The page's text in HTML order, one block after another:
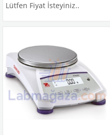
Lütfen Fiyat İsteyiniz..